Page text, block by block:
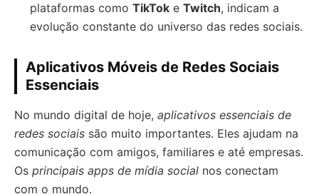
plataformas como TikTok e Twitch, indicam a
evolução constante do universo das redes sociais.
Aplicativos Móveis de Redes Sociais
Essenciais
No mundo digital de hoje, aplicativos essenciais de
redes sociais são muito importantes. Eles ajudam na
comunicação com amigos, familiares e até empresas.
Os principais apps de mídia social nos conectam
com o mundo.